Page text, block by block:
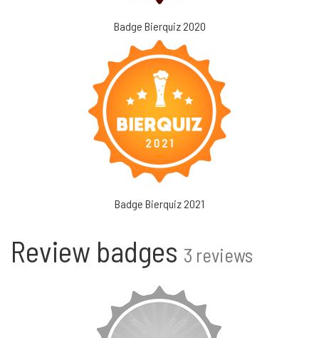
Badge Bierquiz 2020
Badge Bierquiz 2021
Review badges 3 reviews